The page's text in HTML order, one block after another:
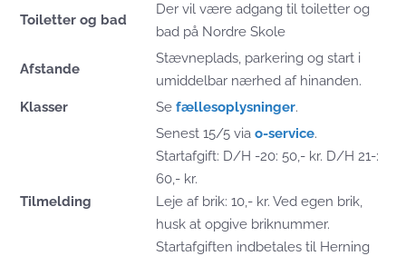
Toiletter og bad
Der vil være adgang til toiletter og
bad på Nordre Skole
Afstande
Stævneplads, parkering og start i
umiddelbar nærhed af hinanden.
Klasser
Se fællesoplysninger.
Tilmelding
Senest 15/5 via o-service.
Startafgift: D/H -20: 50,- kr. D/H 21-:
60,- kr.
Leje af brik: 10,- kr. Ved egen brik,
husk at opgive briknummer.
Startafgiften indbetales til Herning